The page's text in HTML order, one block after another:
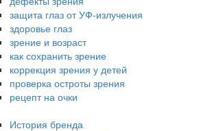
защита глаз от УФ-излучения
здоровье глаз
зрение и возраст
как сохранить зрение
коррекция зрения у детей
проверка остроты зрения
рецепт на очки
История бренда